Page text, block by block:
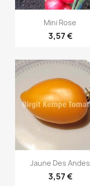
Vorschau
Mini Rose
3,57 €
Vorschau
Jaune Des Andes
3,57 €